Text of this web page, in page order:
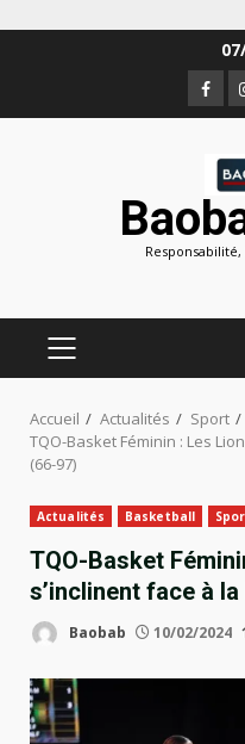
MENU
PRINCIPAL
Accueil Actualités
Sport
TQO-Basket Féminin : Les
(66-97)
Actualités Basketball
TQO-Basket
s’inclinent face à
Baobab 10/02/2024